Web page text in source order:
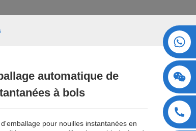
Loading...
Loading...
automatique de
à bols
pour nouilles instantanées en